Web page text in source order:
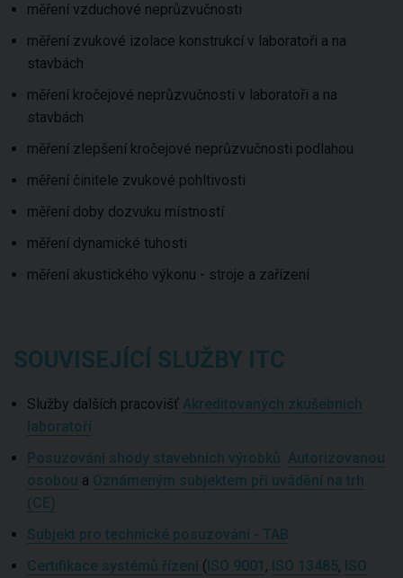
měření vzduchové neprůzvučnosti
měření zvukové izolace konstrukcí v laboratoři a na
stavbách
měření kročejové neprůzvučnosti v laboratoři a na
stavbách
měření zlepšení kročejové neprůzvučnosti podlahou
měření činitele zvukové pohltivosti
měření doby dozvuku místností
měření dynamické tuhosti
měření akustického výkonu - stroje a zařízení
SOUVISEJÍCÍ SLUŽBY ITC
Služby dalších pracovišť Akreditovaných zkušebních
laboratoří
Posuzování shody stavebních výrobků Autorizovanou
osobou a Oznámeným subjektem při uvádění na trh
(CE)
Subjekt pro technické posuzování - TAB
Certifikace systémů řízení (ISO 9001 , ISO 13485, ISO